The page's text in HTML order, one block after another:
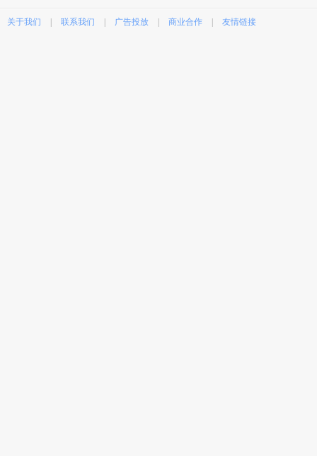
关于我们 | 联系我们 | 广告投放 | 商业合作 | 友情链接